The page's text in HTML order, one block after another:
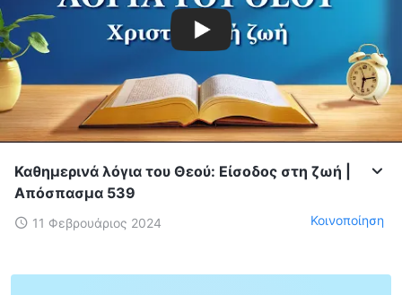
Καθημερινά λόγια του Θεού: Είσοδος στη ζωή |
Απόσπασμα 539
11 Φεβρουάριος 2024 Κοινοποίηση